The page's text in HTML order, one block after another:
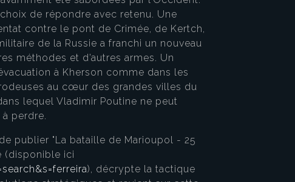
de répondre avec retenu. Une
contre le pont de Crimée, de Kertch,
de la Russie a franchi un nouveau
méthodes et d’autres armes. Un
à Kherson comme dans les
au cœur des grandes villes du
lequel Vladimir Poutine ne peut
perdre.
publier "La bataille de Marioupol - 25
(disponible ici
), décrypte la tactique